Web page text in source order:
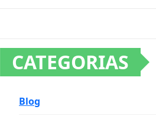
CATEGORIAS
Blog